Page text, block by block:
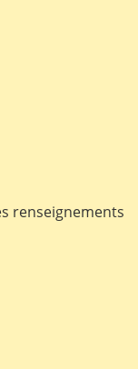
renseignements